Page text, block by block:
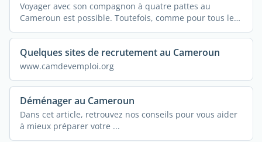
Voyager avec son compagnon à quatre pattes au
Cameroun est possible. Toutefois, comme pour tous les
autres ...
Quelques sites de recrutement au Cameroun
www.camdevemploi.org
Déménager au Cameroun
Dans cet article, retrouvez nos conseils pour vous aider
à mieux préparer votre ...